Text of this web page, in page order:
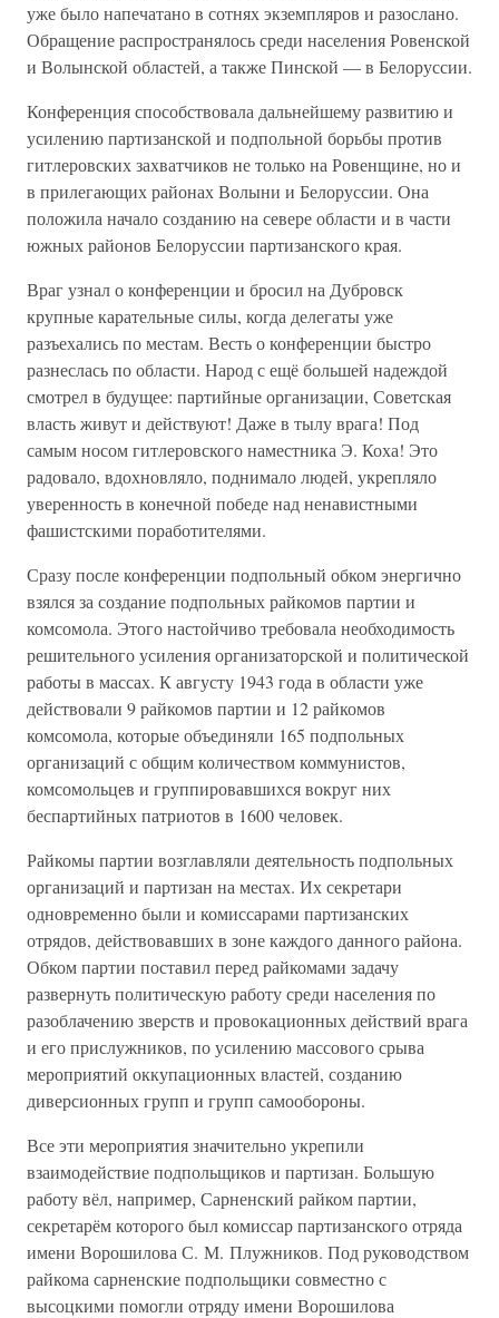
уже было напечатано в сотнях экземпляров и разослано.
Обращение распространялось среди населения Ровенской
и Волынской областей, а также Пинской — в Белоруссии.
Конференция способствовала дальнейшему развитию и
усилению партизанской и подпольной борьбы против
гитлеровских захватчиков не только на Ровенщине, но и
в прилегающих районах Волыни и Белоруссии. Она
положила начало созданию на севере области и в части
южных районов Белоруссии партизанского края.
Враг узнал о конференции и бросил на Дубровск
крупные карательные силы, когда делегаты уже
разъехались по местам. Весть о конференции быстро
разнеслась по области. Народ с ещё большей надеждой
смотрел в будущее: партийные организации, Советская
власть живут и действуют! Даже в тылу врага! Под
самым носом гитлеровского наместника Э. Коха! Это
радовало, вдохновляло, поднимало людей, укрепляло
уверенность в конечной победе над ненавистными
фашистскими поработителями.
Сразу после конференции подпольный обком энергично
взялся за создание подпольных райкомов партии и
комсомола. Этого настойчиво требовала необходимость
решительного усиления организаторской и политической
работы в массах. К августу 1943 года в области уже
действовали 9 райкомов партии и 12 райкомов
комсомола, которые объединяли 165 подпольных
организаций с общим количеством коммунистов,
комсомольцев и группировавшихся вокруг них
беспартийных патриотов в 1600 человек.
Райкомы партии возглавляли деятельность подпольных
организаций и партизан на местах. Их секретари
одновременно были и комиссарами партизанских
отрядов, действовавших в зоне каждого данного района.
Обком партии поставил перед райкомами задачу
развернуть политическую работу среди населения по
разоблачению зверств и провокационных действий врага
и его прислужников, по усилению массового срыва
мероприятий оккупационных властей, созданию
диверсионных групп и групп самообороны.
Все эти мероприятия значительно укрепили
взаимодействие подпольщиков и партизан. Большую
работу вёл, например, Сарненский райком партии,
секретарём которого был комиссар партизанского отряда
имени Ворошилова С. М. Плужников. Под руководством
райкома сарненские подпольщики совместно с
высоцкими помогли отряду имени Ворошилова